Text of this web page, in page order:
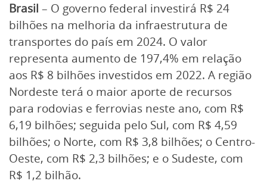
Brasil – O governo federal investirá R$ 24
bilhões na melhoria da infraestrutura de
transportes do país em 2024. O valor
representa aumento de 197,4% em relação
aos R$ 8 bilhões investidos em 2022. A região
Nordeste terá o maior aporte de recursos
para rodovias e ferrovias neste ano, com R$
6,19 bilhões; seguida pelo Sul, com R$ 4,59
bilhões; o Norte, com R$ 3,8 bilhões; o Centro-
Oeste, com R$ 2,3 bilhões; e o Sudeste, com
R$ 1,2 bilhão.